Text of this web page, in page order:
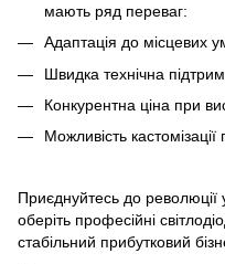
мають ряд переваг:
Адаптація до місцевих
Швидка технічна
Конкурентна ціна при
Можливість
Приєднуйтесь до революції
оберіть професійні
стабільний прибутковий